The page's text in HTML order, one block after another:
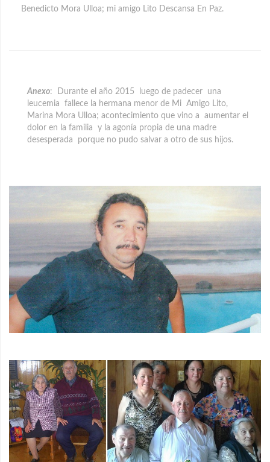
Benedicto Mora Ulloa; mi amigo Lito Descansa En Paz.
Anexo: Durante el año 2015 luego de padecer una
leucemia fallece la hermana menor de Mi Amigo Lito,
Marina Mora Ulloa; acontecimiento que vino a aumentar el
dolor en la familia y la agonía propia de una madre
desesperada porque no pudo salvar a otro de sus hijos.